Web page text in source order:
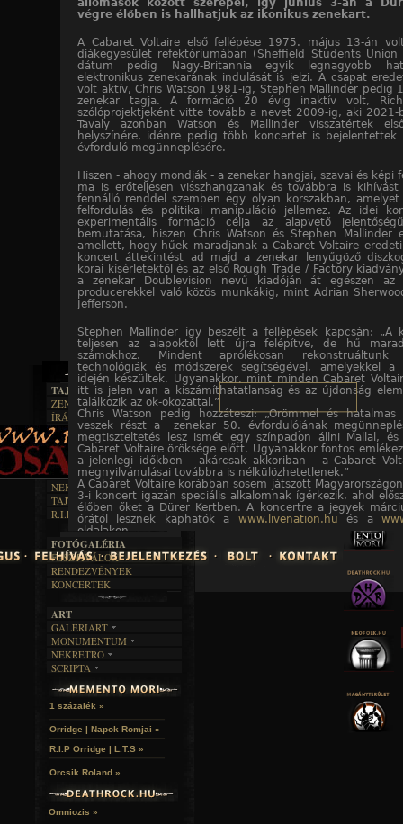
állomások között szerepel, így június 3-án a
végre élőben is hallhatjuk az ikonikus zenekart.
A Cabaret Voltaire első fellépése 1975. május 13-án
diákegyesület refektóriumában (Sheffield Students Union
dátum pedig Nagy-Britannia egyik legnagyobb
elektronikus zenekarának indulását is jelzi. A csapat
volt aktív, Chris Watson 1981-ig, Stephen Mallinder pedig
zenekar tagja. A formáció 20 évig inaktív volt,
szólóprojektjeként vitte tovább a nevet 2009-ig, aki
Tavaly azonban Watson és Mallinder visszatértek
helyszínére, idénre pedig több koncertet is bejelentettek
évforduló megünneplésére.
Hiszen - ahogy mondják - a zenekar hangjai, szavai és képi
ma is erőteljesen visszhangzanak és továbbra is
fennálló renddel szemben egy olyan korszakban,
felfordulás és politikai manipuláció jellemez. Az idei
experimentális formáció célja az alapvető
bemutatása, hiszen Chris Watson és Stephen Mallinder
amellett, hogy hűek maradjanak a Cabaret Voltaire
koncert áttekintést ad majd a zenekar lenyűgöző
korai kísérletektől és az első Rough Trade / Factory
a zenekar Doublevision nevű kiadóján át egészen az
producerekkel való közös munkákig, mint Adrian
Jefferson.
Stephen Mallinder így beszélt a fellépések kapcsán: „A
teljesen az alapoktól lett újra felépítve, de hű
számokhoz. Mindent aprólékosan
technológiák és módszerek segítségével, amelyekkel a
idején készültek. Ugyanakkor, mint minden Cabaret
itt is jelen van a kiszámíthatatlanság és az újdonság
találkozik az ok-okozattal.”
Chris Watson pedig hozzáteszi: „Örömmel és hatalmas
veszek részt a zenekar 50. évfordulójának
megtiszteltetés lesz ismét egy színpadon állni Mallal,
Cabaret Voltaire öröksége előtt. Ugyanakkor fontos
a jelenlegi időkben – akárcsak akkoriban – a Cabaret
megnyilvánulásai továbbra is nélkülözhetetlenek.”
A Cabaret Voltaire korábban sosem játszott
3-i koncert igazán speciális alkalomnak ígérkezik, ahol
élőben őket a Dürer Kertben. A koncertre a jegyek
órától lesznek kaphatók a www.livenation.hu és a
oldalakon.
TAJTÉKOS LAPOK
ZENE
EGYÜTTESEK
INTERJÚK
FORDÍTÁSOK
DALSZÖVEGEK
ÍRÁSOK
IRODALOM
FILM
MŰVÉSZET
ÍRÁSTÖRTÉNET
BOSZORKÁNYKONYHA
FEKETE HUMOR
KÉPES
SZÖVEGES
RENDEZVÉNYEK
NEKROMANTIKA
AKTUÁLIS
A MÚLT
TAJTÉKOS NAPOK
R.I.P.
FOTÓGALÉRIA
FESZTIVÁLOK
RENDEZVÉNYEK
KONCERTEK
ART
GALERIART
ARTGALERI
KÉPREGÉNYEK
LAKÁSKULTS
MONUMENTUM
TEMETŐK
TEMPLOMOK
VÁRAK
HELYEK
NEKRETRO
SZUBKULT
FEKETE LYUK
RELIKVIÁK
SCRIPTA
NOVELLÁK
VERSEK
1 százalék »
Orridge | Napok Romjai »
R.I.P Orridge | L.T.S »
Orcsik Roland »
Omniozis »